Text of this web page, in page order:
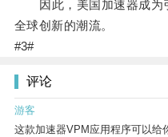
因此，美国加速器成为
全球创新的潮流。
#3#
评论
游客
这款加速器VPM应用程序可以给